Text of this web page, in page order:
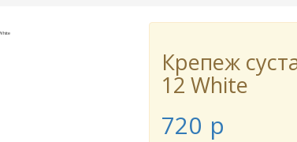
Крепеж
12 White
720 p